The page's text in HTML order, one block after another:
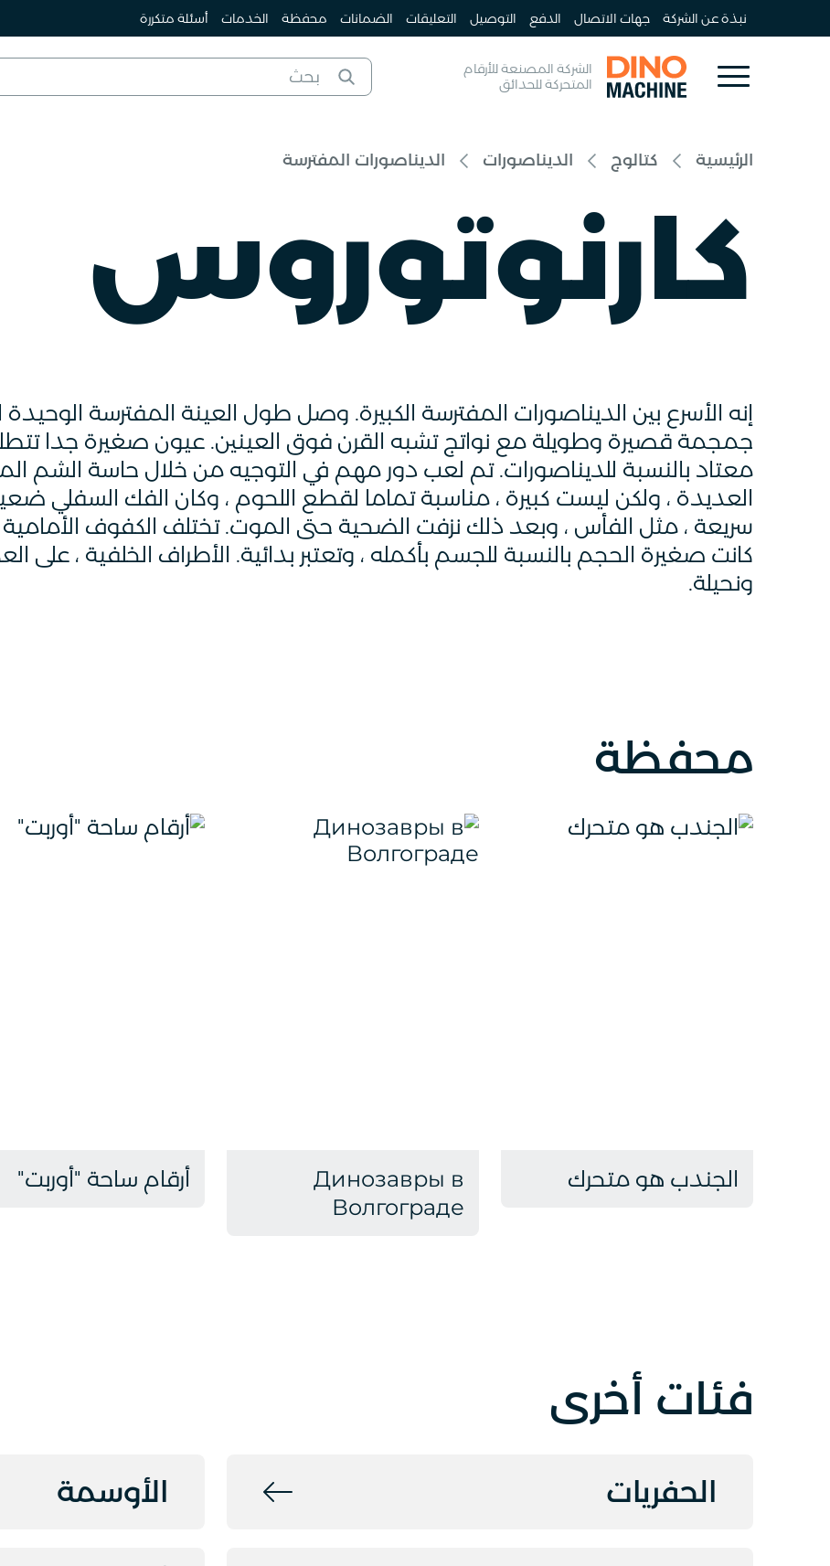
نبذة عن الشركة جهات الاتصال الدفع التوصيل التعليقات الضمانات محفظة الخدمات أسئلة متكررة
الشركة المصنعة للأرقام
المتحركة للحدائق
الرئيسية كتالوج الديناصورات الديناصورات المفترسة
كارنوتوروس
جمجمة قصيرة وطويلة مع نواتج تشبه القرن فوق العينين. عيون صغيرة جدا تتطلع
معتاد بالنسبة للديناصورات. تم لعب دور مهم في التوجيه من خلال حاسة الشم
العديدة ، ولكن ليست كبيرة ، مناسبة تماما لقطع اللحوم ، وكان الفك السفلي
سريعة ، مثل الفأس ، وبعد ذلك نزفت الضحية حتى الموت. تختلف الكفوف الأمامية
كانت صغيرة الحجم بالنسبة للجسم بأكمله ، وتعتبر بدائية. الأطراف الخلفية ،
ونحيلة.
محفظة
الجندب هو متحرك
Динозавры в
Волгограде
أرقام ساحة "أوربت"
فئات أخرى
الحفريات الأوسمة